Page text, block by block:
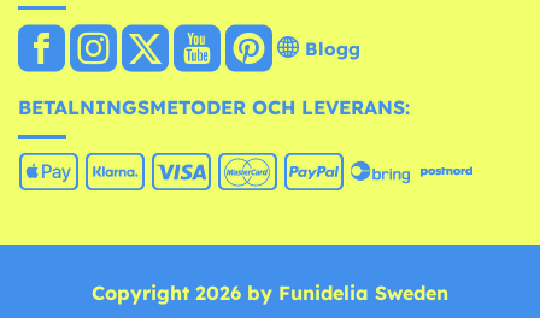
Blogg
BETALNINGSMETODER OCH LEVERANS:
Copyright 2026 by Funidelia Sweden